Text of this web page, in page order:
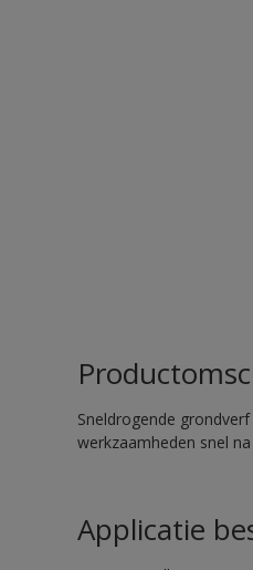
Sneldrogende
werkzaamheden snel
Applicatie